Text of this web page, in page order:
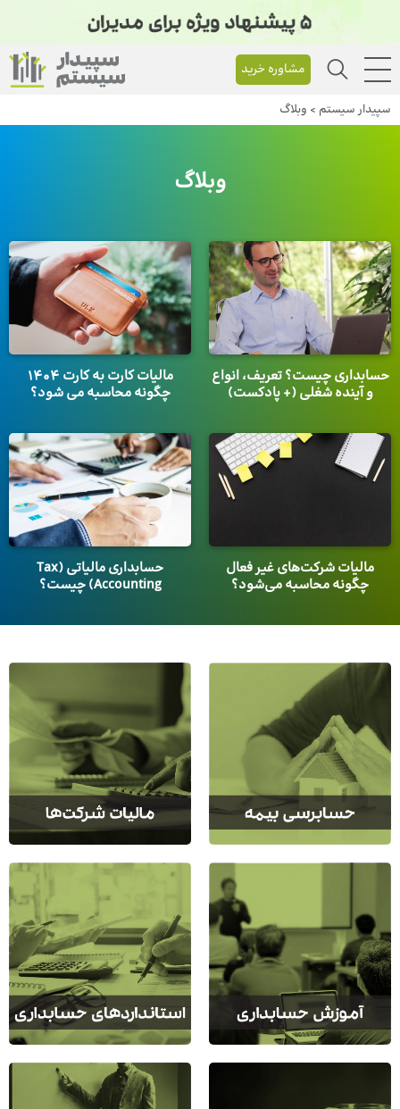
مشاوره خرید
سپیدار سیستم > وبلاگ
وبلاگ
حسابداری چیست؟ تعریف، انواع
و آینده شغلی (+ پادکست)
مالیات کارت به کارت 1404
چگونه محاسبه می شود؟
مالیات شرکت‌های غیر فعال
چگونه محاسبه می‌شود؟
حسابداری مالیاتی (Tax
Accounting) چیست؟